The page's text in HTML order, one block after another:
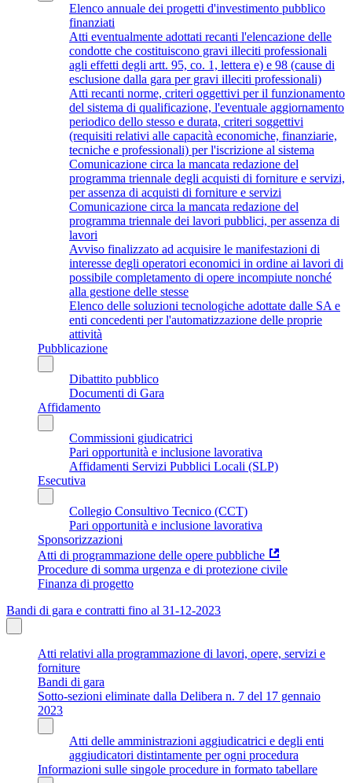
Elenco annuale dei progetti d'investimento pubblico
finanziati
Atti eventualmente adottati recanti l'elencazione delle
condotte che costituiscono gravi illeciti professionali
agli effetti degli artt. 95, co. 1, lettera e) e 98 (cause di
esclusione dalla gara per gravi illeciti professionali)
Atti recanti norme, criteri oggettivi per il funzionamento
del sistema di qualificazione, l'eventuale aggiornamento
periodico dello stesso e durata, criteri soggettivi
(requisiti relativi alle capacità economiche, finanziarie,
tecniche e professionali) per l'iscrizione al sistema
Comunicazione circa la mancata redazione del
programma triennale degli acquisti di forniture e servizi,
per assenza di acquisti di forniture e servizi
Comunicazione circa la mancata redazione del
programma triennale dei lavori pubblici, per assenza di
lavori
Avviso finalizzato ad acquisire le manifestazioni di
interesse degli operatori economici in ordine ai lavori di
possibile completamento di opere incompiute nonché
alla gestione delle stesse
Elenco delle soluzioni tecnologiche adottate dalle SA e
enti concedenti per l'automatizzazione delle proprie
attività
Pubblicazione
Dibattito pubblico
Documenti di Gara
Affidamento
Commissioni giudicatrici
Pari opportunità e inclusione lavorativa
Affidamenti Servizi Pubblici Locali (SLP)
Esecutiva
Collegio Consultivo Tecnico (CCT)
Pari opportunità e inclusione lavorativa
Sponsorizzazioni
Atti di programmazione delle opere pubbliche
Procedure di somma urgenza e di protezione civile
Finanza di progetto
Bandi di gara e contratti fino al 31-12-2023
Atti relativi alla programmazione di lavori, opere, servizi e
forniture
Bandi di gara
Sotto-sezioni eliminate dalla Delibera n. 7 del 17 gennaio
2023
Atti delle amministrazioni aggiudicatrici e degli enti
aggiudicatori distintamente per ogni procedura
Informazioni sulle singole procedure in formato tabellare